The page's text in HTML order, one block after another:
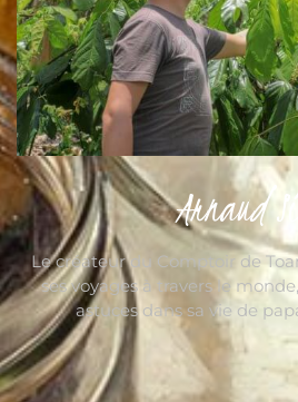
Arnaud
Le créateur du Comptoir de
ses voyages à travers le
astuces dans sa vie de